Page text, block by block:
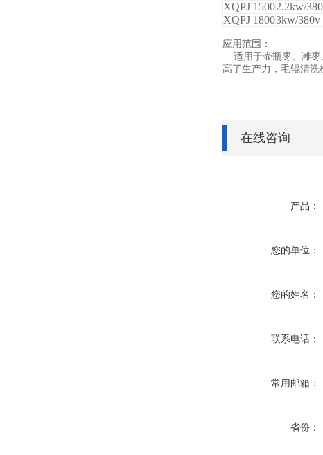
XQPJ 15002.2kw/
XQPJ 18003kw/380v
应用范围：
适用于壶瓶枣、滩枣
高了生产力，毛辊清洗
在线咨询
产品：
您的单位：
您的姓名：
联系电话：
常用邮箱：
省份：